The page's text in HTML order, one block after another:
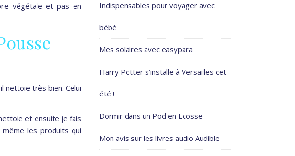
végétale et pas en
nettoie très bien. Celui
et ensuite je fais
les produits qui
Indispensables pour voyager avec
bébé
Mes solaires avec easypara
Harry Potter s’installe à Versailles cet
été !
Dormir dans un Pod en Ecosse
Mon avis sur les livres audio Audible